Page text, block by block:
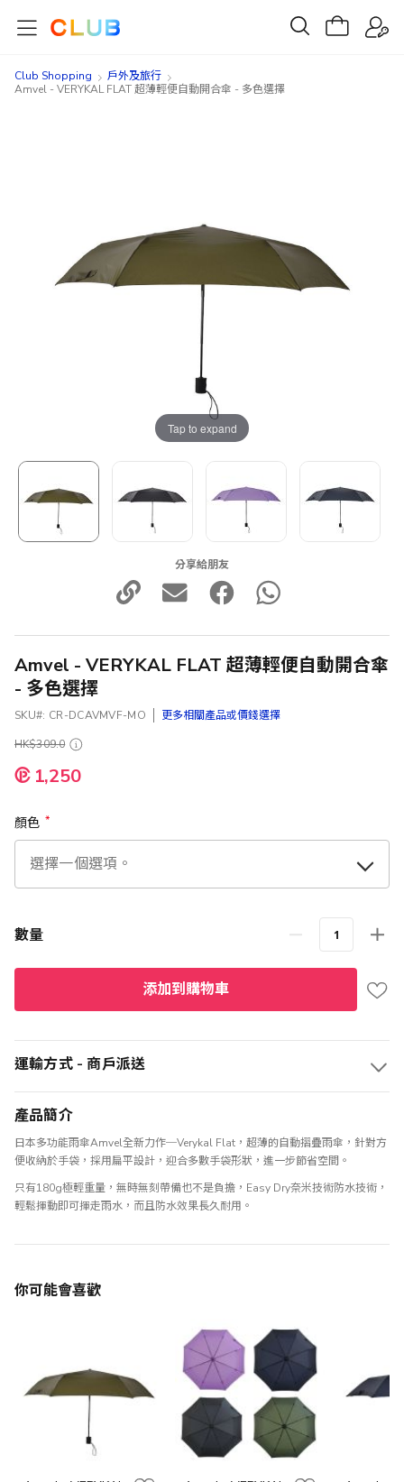
Club Shopping
戶外及旅行
Amvel - VERYKAL FLAT 超薄輕便自動開合傘 - 多色選擇
Tap to expand
分享給朋友
Amvel - VERYKAL FLAT 超薄輕便自動開合傘
- 多色選擇
SKU CR-DCAVMVF-MO
更多相關產品或價錢選擇
HK$309.0
1,250
顏色
數量
添加到購物車
運輸方式 - 商戶派送
產品簡介
日本多功能雨傘Amvel全新力作─Verykal Flat，超薄的自動摺疊雨傘，針對方
便收納於手袋，採用扁平設計，迎合多數手袋形狀，進一步節省空間。
只有180g極輕重量，無時無刻帶備也不是負擔，Easy Dry奈米技術防水技術，
輕鬆揮動即可揮走雨水，而且防水效果長久耐用。
你可能會喜歡